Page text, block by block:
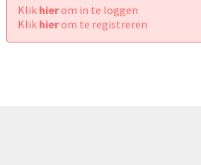
Klik hierom in te loggen
Klik hierom te registreren